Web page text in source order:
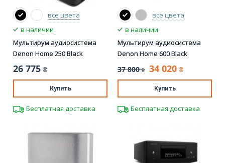
все цвета
в наличии
Мультирум аудиосистема
Denon Home 250 Black
26 775 ₴
Купить
Бесплатная доставка
все цвета
в наличии
Мультирум аудиосистема
Denon Home 600 Black
37 800 ₴ 34 020 ₴
Купить
Бесплатная доставка